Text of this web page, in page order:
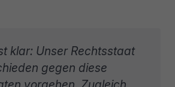
klar: Unser Rechtsstaat
gegen diese